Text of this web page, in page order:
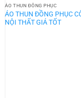
ÁO THUN ĐỒNG PHỤC
ÁO THUN ĐỒNG PHỤC
NỘI THẤT GIÁ TỐT